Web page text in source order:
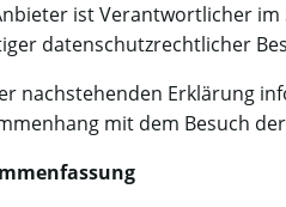
ist Verantwortlicher
datenschutzrechtlicher
nachstehenden Erklärung
mit dem Besuch